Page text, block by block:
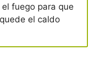
fuego para que
el caldo